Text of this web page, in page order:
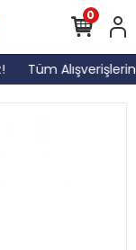
Tüm
0